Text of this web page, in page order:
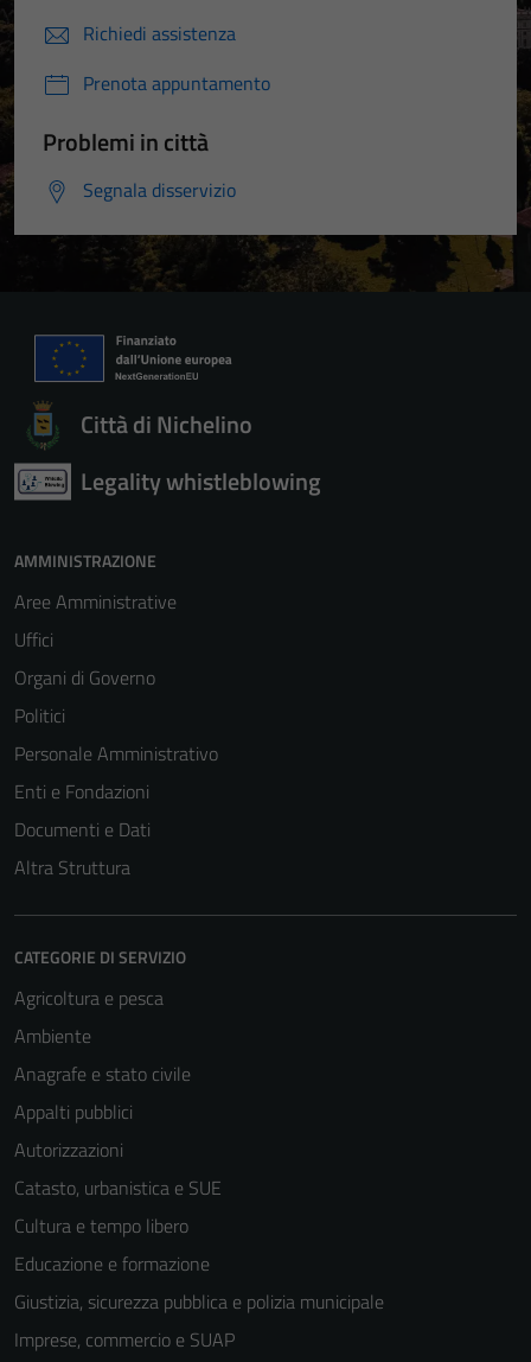
Richiedi assistenza
Prenota appuntamento
Problemi in città
Segnala disservizio
Città di Nichelino
Legality whistleblowing
AMMINISTRAZIONE
Aree Amministrative
Uffici
Organi di Governo
Politici
Personale Amministrativo
Enti e Fondazioni
Documenti e Dati
Altra Struttura
CATEGORIE DI SERVIZIO
Agricoltura e pesca
Ambiente
Anagrafe e stato civile
Appalti pubblici
Autorizzazioni
Catasto, urbanistica e SUE
Cultura e tempo libero
Educazione e formazione
Giustizia, sicurezza pubblica e polizia municipale
Imprese, commercio e SUAP